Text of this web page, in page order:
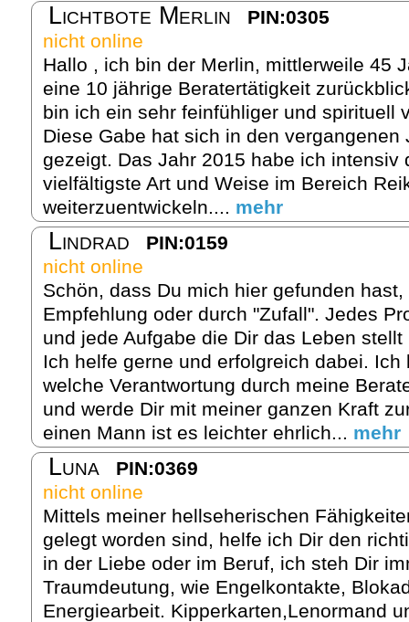
Lichtbote Merlin
PIN:0305
nicht online
Hallo , ich bin der Merlin, mittlerweile 45
eine 10 jährige Beratertätigkeit
bin ich ein sehr feinfühliger und spirituell
Diese Gabe hat sich in den vergangenen
gezeigt. Das Jahr 2015 habe ich intensiv
vielfältigste Art und Weise im Bereich
weiterzuentwickeln.... mehr
Lindrad
PIN:0159
nicht online
Schön, dass Du mich hier gefunden
Empfehlung oder durch "Zufall". Jedes
und jede Aufgabe die Dir das Leben
Ich helfe gerne und erfolgreich dabei.
welche Verantwortung durch meine
und werde Dir mit meiner ganzen Kraft
einen Mann ist es leichter ehrlich... mehr
Luna
PIN:0369
nicht online
Mittels meiner hellseherischen
gelegt worden sind, helfe ich Dir den
in der Liebe oder im Beruf, ich steh Dir
Traumdeutung, wie Engelkontakte,
Energiearbeit. Kipperkarten,Lenormand